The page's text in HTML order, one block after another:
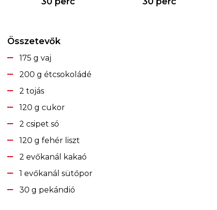
Összetevők
175 g vaj
200 g étcsokoládé
2 tojás
120 g cukor
2 csipet só
120 g fehér liszt
2 evőkanál kakaó
1 evőkanál sütőpor
30 g pekándió